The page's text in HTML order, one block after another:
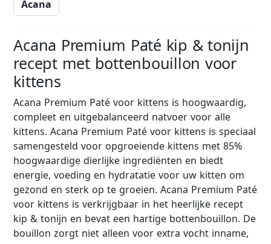
Acana
Acana Premium Paté kip & tonijn
recept met bottenbouillon voor
kittens
Acana Premium Paté voor kittens is hoogwaardig,
compleet en uitgebalanceerd natvoer voor alle
kittens. Acana Premium Paté voor kittens is speciaal
samengesteld voor opgroeiende kittens met 85%
hoogwaardige dierlijke ingrediënten en biedt
energie, voeding en hydratatie voor uw kitten om
gezond en sterk op te groeien. Acana Premium Paté
voor kittens is verkrijgbaar in het heerlijke recept
kip & tonijn en bevat een hartige bottenbouillon. De
bouillon zorgt niet alleen voor extra vocht inname,